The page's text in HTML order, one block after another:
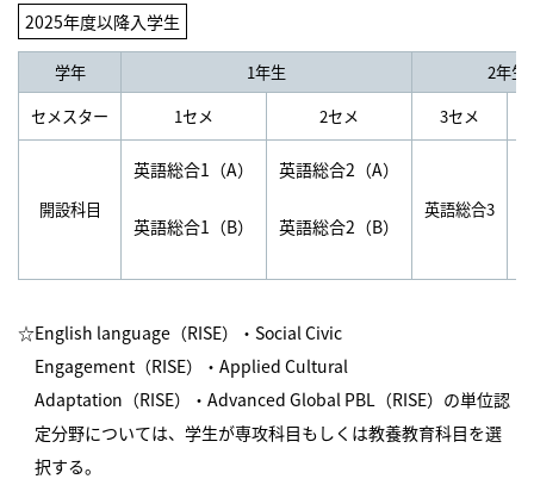
2025年度以降入学生
学年 1年生
2年生
セメスター
1セメ 2セメ 3セメ
開設科目
英語総合1（A）
英語総合1（B）
英語総合2（A）
英語総合2（B）
英語総合3
☆English language（RISE）・Social Civic
Engagement（RISE）・Applied Cultural
Adaptation（RISE）・Advanced Global PBL（RISE）の単位認
定分野については、学生が専攻科目もしくは教養教育科目を選
択する。